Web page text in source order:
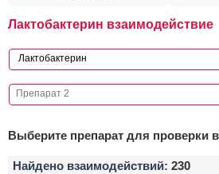
Лактобактерин взаимодействие
Выберите препарат для проверки
Найдено взаимодействий: 230